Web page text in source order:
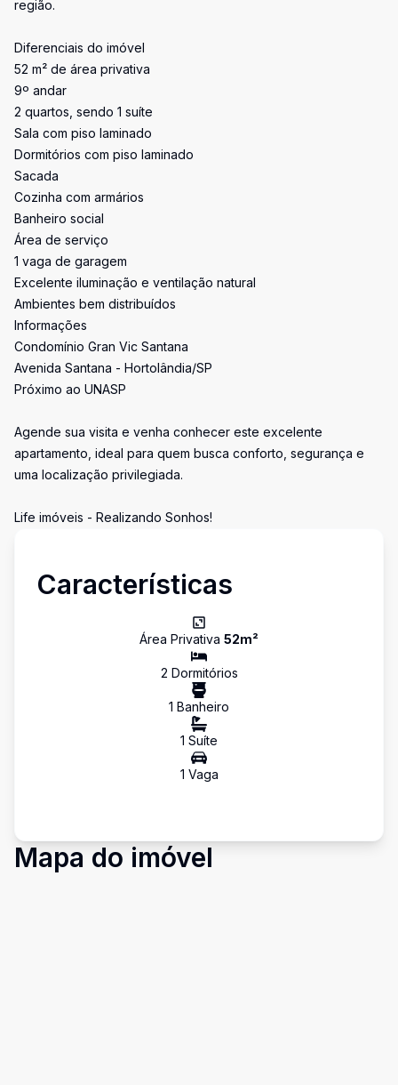
região.
Diferenciais do imóvel
52 m² de área privativa
9º andar
2 quartos, sendo 1 suíte
Sala com piso laminado
Dormitórios com piso laminado
Sacada
Cozinha com armários
Banheiro social
Área de serviço
1 vaga de garagem
Excelente iluminação e ventilação natural
Ambientes bem distribuídos
Informações
Condomínio Gran Vic Santana
Avenida Santana - Hortolândia/SP
Próximo ao UNASP
Agende sua visita e venha conhecer este excelente
apartamento, ideal para quem busca conforto, segurança e
uma localização privilegiada.
Life imóveis - Realizando Sonhos!
Características
Área Privativa 52m²
2 Dormitórios
1 Banheiro
1 Suíte
1 Vaga
Mapa do imóvel